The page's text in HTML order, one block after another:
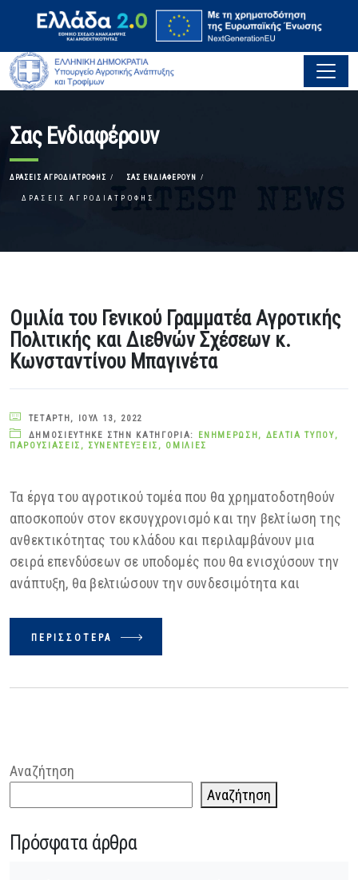
Σας Ενδιαφέρουν
ΔΡΆΣΕΙΣ ΑΓΡΟΔΙΑΤΡΟΦΉΣ ΣΑΣ ΕΝΔΙΑΦΈΡΟΥΝ
ΔΡΆΣΕΙΣ ΑΓΡΟΔΙΑΤΡΟΦΉΣ
Ομιλία του Γενικού Γραμματέα Αγροτικής
Πολιτικής και Διεθνών Σχέσεων κ.
Κωνσταντίνου Μπαγινέτα
ΤΕΤΆΡΤΗ, ΙΟΎΛ 13, 2022
ΔΗΜΟΣΙΕΎΤΗΚΕ ΣΤΗΝ ΚΑΤΗΓΟΡΊΑ:
ΕΝΗΜΈΡΩΣΗ, ΔΕΛΤΊΑ ΤΎΠΟΥ,
ΠΑΡΟΥΣΙΆΣΕΙΣ , ΣΥΝΕΝΤΕΎΞΕΙΣ , ΟΜΙΛΊΕΣ
Τα έργα του αγροτικού τομέα που θα χρηματοδοτηθούν
αποσκοπούν στον εκσυγχρονισμό και την βελτίωση της
ανθεκτικότητας του κλάδου και περιλαμβάνουν μια
σειρά επενδύσεων σε υποδομές που θα ενισχύσουν την
ανάπτυξη, θα βελτιώσουν την συνδεσιμότητα και
ΠΕΡΙΣΣΌΤΕΡΑ
Αναζήτηση
Αναζήτηση
Πρόσφατα άρθρα